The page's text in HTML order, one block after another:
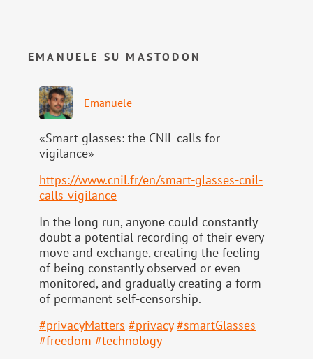
EMANUELE SU MASTODON
Emanuele
«Smart glasses: the CNIL calls for
vigilance»
https://www.cnil.fr/en/smart-glasses-cnil-
calls-vigilance
In the long run, anyone could constantly
doubt a potential recording of their every
move and exchange, creating the feeling
of being constantly observed or even
monitored, and gradually creating a form
of permanent self-censorship.
#privacyMatters #privacy #smartGlasses
#freedom #technology